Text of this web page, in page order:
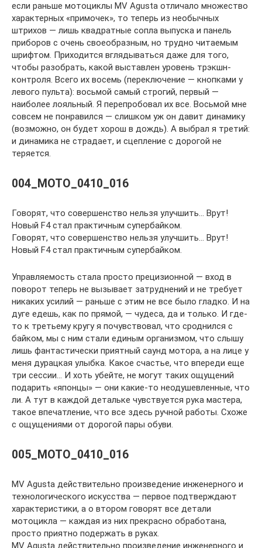
если раньше мотоциклы MV Agusta отличало множество
характерных «примочек», то теперь из необычных
штрихов — лишь квадратные сопла выпуска и панель
приборов с очень своеобразным, но трудно читаемым
шрифтом. Приходится вглядываться даже для того,
чтобы разобрать, какой выставлен уровень трэкшн-
контроля. Всего их восемь (переключение — кнопками у
левого пульта): восьмой самый строгий, первый —
наиболее лояльный. Я перепробовал их все. Восьмой мне
совсем не понравился — слишком уж он давит динамику
(возможно, он будет хорош в дождь). А выбрал я третий:
и динамика не страдает, и сцепление с дорогой не
теряется.
004_MOTO_0410_016
Говорят, что совершенство нельзя улучшить… Врут!
Новый F4 стал практичным супербайком.
Говорят, что совершенство нельзя улучшить… Врут!
Новый F4 стал практичным супербайком.
Управляемость стала просто прецизионной — вход в
поворот теперь не вызывает затруднений и не требует
никаких усилий — раньше с этим не все было гладко. И на
дуге едешь, как по прямой, — чудеса, да и только. И где-
то к третьему кругу я почувствовал, что сроднился с
байком, мы с ним стали единым организмом, что слышу
лишь фантастически приятный саунд мотора, а на лице у
меня дурацкая улыбка. Какое счастье, что впереди еще
три сессии… И хоть убейте, не могут таких ощущений
подарить «японцы» — они какие-то неодушевленные, что
ли. А тут в каждой детальке чувствуется рука мастера,
такое впечатление, что все здесь ручной работы. Схоже
с ощущениями от дорогой пары обуви.
005_MOTO_0410_016
MV Agusta действительно произведение инженерного и
технологического искусства — первое подтверждают
характеристики, а о втором говорят все детали
мотоцикла — каждая из них прекрасно обработана,
просто приятно подержать в руках.
MV Agusta действительно произведение инженерного и